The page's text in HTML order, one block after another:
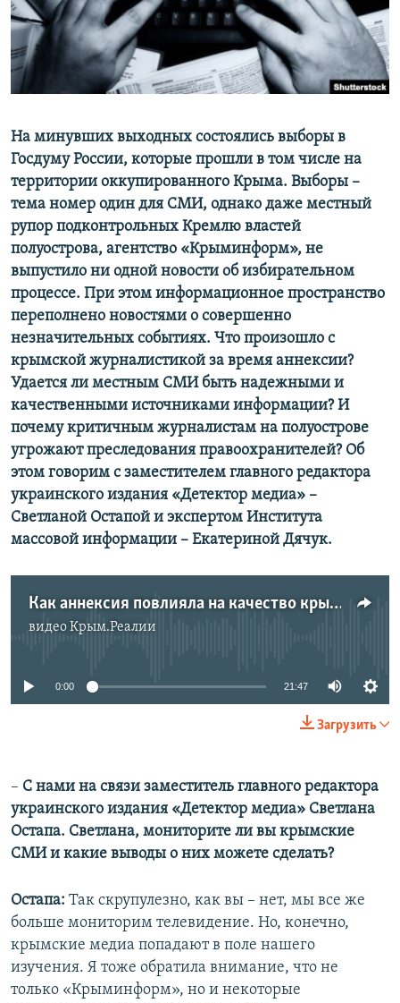
ПОБЕДИТЕЛЕЙ НЕ СУДЯТ?
КРЫМ.НЕПОКОРЕННЫЙ
ПРИСОЕДИНЯЙТЕСЬ!
Все сайты RFE/RL
На минувших выходных состоялись выборы в
Госдуму России, которые прошли в том числе на
территории оккупированного Крыма. Выборы –
тема номер один для СМИ, однако даже местный
рупор подконтрольных Кремлю властей
полуострова, агентство «Крыминформ», не
выпустило ни одной новости об избирательном
процессе. При этом информационное пространство
переполнено новостями о совершенно
незначительных событиях. Что произошло с
крымской журналистикой за время аннексии?
Удается ли местным СМИ быть надежными и
качественными источниками информации? И
почему критичным журналистам на полуострове
угрожают преследования правоохранителей? Об
этом говорим с заместителем главного редактора
украинского издания «Детектор медиа» –
Светланой Остапой и экспертом Института
массовой информации – Екатериной Дячук.
Как аннексия повлияла на качество крымских СМИ
видеоКрым.Реалии
0:00 21:47
Загрузить
– С нами на связи заместитель главного редактора
украинского издания «Детектор медиа» Светлана
Остапа. Светлана, мониторите ли вы крымские
СМИ и какие выводы о них можете сделать?
Остапа: Так скрупулезно, как вы – нет, мы все же
больше мониторим телевидение. Но, конечно,
крымские медиа попадают в поле нашего
изучения. Я тоже обратила внимание, что не
только «Крыминформ», но и некоторые